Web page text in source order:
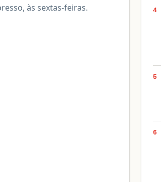
às sextas-feiras.
4
5
6